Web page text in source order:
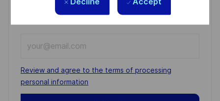
Email
address
(Required)
Required
Review and agree to the terms of processing
personal information